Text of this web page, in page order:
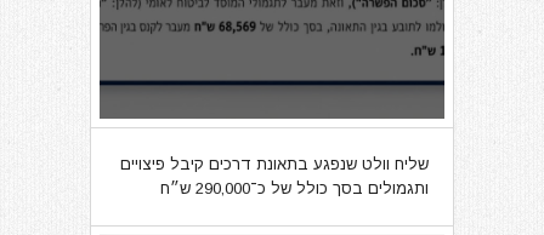
שליח וולט שנפגע בתאונת דרכים קיבל פיצויים
ותגמולים בסך כולל של כ־290,000 ש״ח